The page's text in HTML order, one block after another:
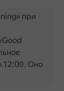
при
12:00. Оно